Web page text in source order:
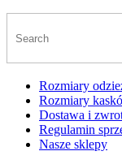
Rozmiary
Rozmiary
Dostawa i
Regulamin
Nasze sklepy